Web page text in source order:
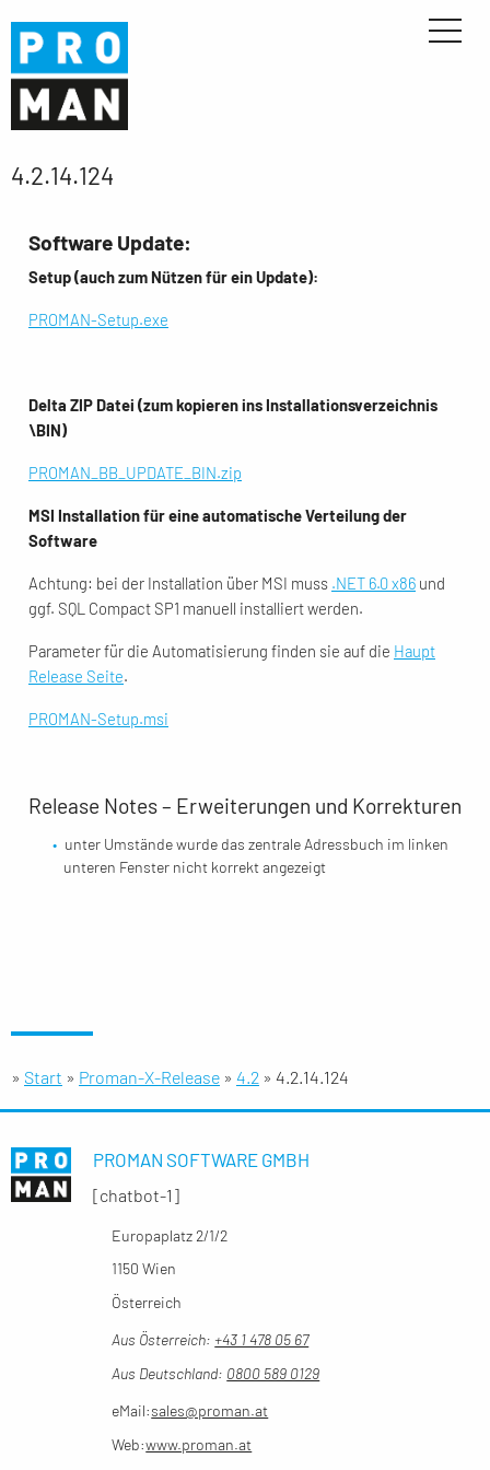
4.2.14.124
Software Update:
Setup (auch zum Nützen für ein Update):
PROMAN-Setup.exe
Delta ZIP Datei (zum kopieren ins Installationsverzeichnis
\BIN)
PROMAN_BB_UPDATE_BIN.zip
MSI Installation für eine automatische Verteilung der
Software
Achtung: bei der Installation über MSI muss .NET 6.0 x86 und
ggf. SQL Compact SP1 manuell installiert werden.
Parameter für die Automatisierung finden sie auf die Haupt
Release Seite.
PROMAN-Setup.msi
Release Notes – Erweiterungen und Korrekturen
unter Umstände wurde das zentrale Adressbuch im linken
unteren Fenster nicht korrekt angezeigt
» Start » Proman-X-Release » 4.2 » 4.2.14.124
PROMAN SOFTWARE GMBH
[chatbot-1]
Europaplatz 2/1/2
1150 Wien
Österreich
Aus Österreich: +43 1 478 05 67
Aus Deutschland: 0800 589 0129
eMail:sales@proman.at
Web:www.proman.at